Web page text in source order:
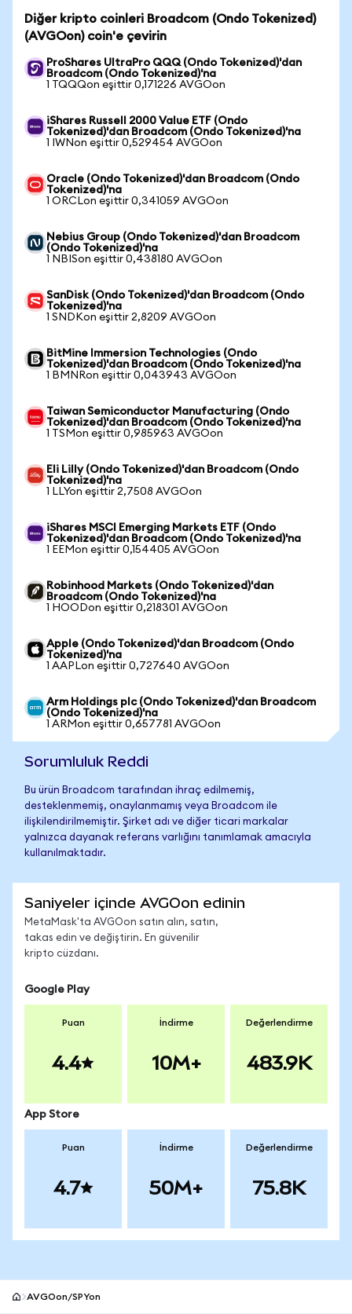
Diğer kripto coinleri Broadcom (Ondo Tokenized)
(AVGOon) coin'e çevirin
ProShares UltraPro QQQ (Ondo Tokenized)'dan
Broadcom (Ondo Tokenized)'na
1 TQQQon eşittir 0,171226 AVGOon
iShares Russell 2000 Value ETF (Ondo
Tokenized)'dan Broadcom (Ondo Tokenized)'na
1 IWNon eşittir 0,529454 AVGOon
Oracle (Ondo Tokenized)'dan Broadcom (Ondo
Tokenized)'na
1 ORCLon eşittir 0,341059 AVGOon
Nebius Group (Ondo Tokenized)'dan Broadcom
(Ondo Tokenized)'na
1 NBISon eşittir 0,438180 AVGOon
SanDisk (Ondo Tokenized)'dan Broadcom (Ondo
Tokenized)'na
1 SNDKon eşittir 2,8209 AVGOon
BitMine Immersion Technologies (Ondo
Tokenized)'dan Broadcom (Ondo Tokenized)'na
1 BMNRon eşittir 0,043943 AVGOon
Taiwan Semiconductor Manufacturing (Ondo
Tokenized)'dan Broadcom (Ondo Tokenized)'na
1 TSMon eşittir 0,985963 AVGOon
Eli Lilly (Ondo Tokenized)'dan Broadcom (Ondo
Tokenized)'na
1 LLYon eşittir 2,7508 AVGOon
iShares MSCI Emerging Markets ETF (Ondo
Tokenized)'dan Broadcom (Ondo Tokenized)'na
1 EEMon eşittir 0,154405 AVGOon
Robinhood Markets (Ondo Tokenized)'dan
Broadcom (Ondo Tokenized)'na
1 HOODon eşittir 0,218301 AVGOon
Apple (Ondo Tokenized)'dan Broadcom (Ondo
Tokenized)'na
1 AAPLon eşittir 0,727640 AVGOon
Arm Holdings plc (Ondo Tokenized)'dan Broadcom
(Ondo Tokenized)'na
1 ARMon eşittir 0,657781 AVGOon
Sorumluluk Reddi
Bu ürün Broadcom tarafından ihraç edilmemiş,
desteklenmemiş, onaylanmamış veya Broadcom ile
ilişkilendirilmemiştir. Şirket adı ve diğer ticari markalar
yalnızca dayanak referans varlığını tanımlamak amacıyla
kullanılmaktadır.
Saniyeler içinde AVGOon edinin
MetaMask'ta AVGOon satın alın, satın,
takas edin ve değiştirin. En güvenilir
kripto cüzdanı.
Google Play
Puan
4.4
İndirme
10M+
Değerlendirme
483.9K
App Store
Puan
4.7
İndirme
50M+
Değerlendirme
75.8K
AVGOon/SPYon